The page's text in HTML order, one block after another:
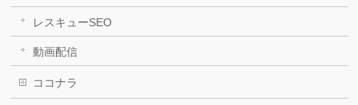
レスキューSEO
動画配信
ココナラ